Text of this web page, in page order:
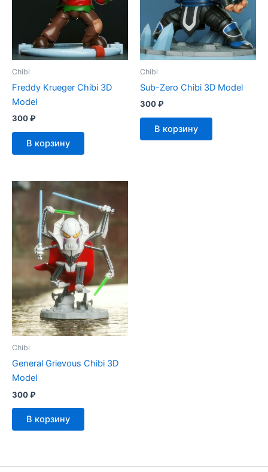
Chibi
Freddy Krueger Chibi 3D
Model
300₽
В корзину
Chibi
Sub-Zero Chibi 3D Model
300₽
В корзину
Chibi
General Grievous Chibi 3D
Model
300₽
В корзину